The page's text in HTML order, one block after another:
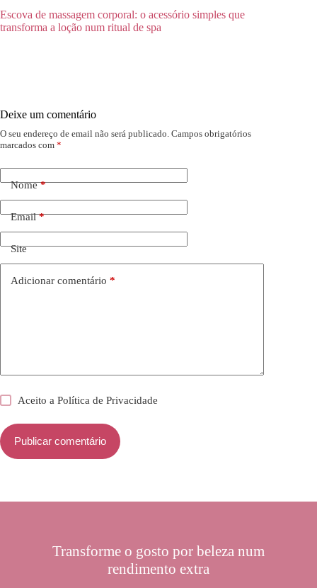
Escova de massagem corporal: o acessório simples que
transforma a loção num ritual de spa
Deixe um comentário
O seu endereço de email não será publicado. Campos obrigatórios
marcados com *
Nome*
Email*
Site
Adicionar comentário *
Aceito aPolítica de Privacidade
Publicar comentário
Transforme o gosto por beleza num
rendimento extra